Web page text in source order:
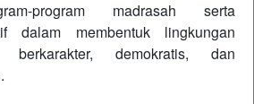
program madrasah serta
dalam membentuk lingkungan
berkarakter, demokratis, dan